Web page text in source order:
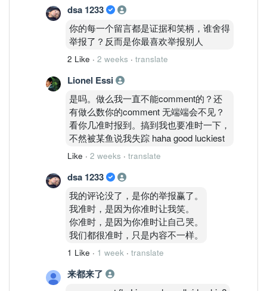
dsa 1233
你的每一个留言都是证据和笑柄，谁舍得
举报了？反而是你最喜欢举报别人
2 Like · 2 weeks · translate
Lionel Essi
是吗。做么我一直不能comment的？还
有做么数你的comment 无端端会不见？
看你几准时报到。搞到我也要准时一下，
不然被某鱼说我失踪 haha good luckiest
Like · 2 weeks · translate
dsa 1233
我的评论没了，是你的举报赢了。
我准时，是因为你准时让我笑。
你准时，是因为你准时让自己哭。
我们都很准时，只是内容不一样。
1 Like · 1 week · translate
来都来了